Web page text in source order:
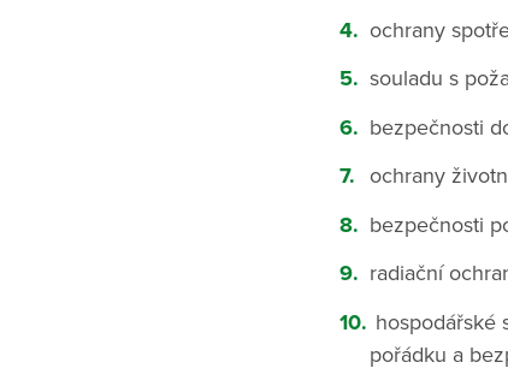
ochrany
souladu s
bezpečnosti
ochrany
bezpečnosti
radiační
hospodářské
pořádku a